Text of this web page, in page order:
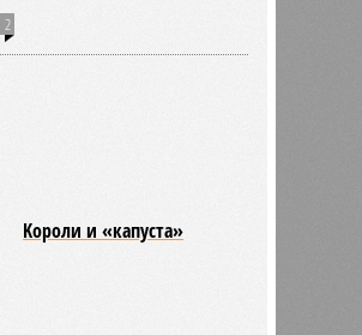
2
Kороли и «капуста»